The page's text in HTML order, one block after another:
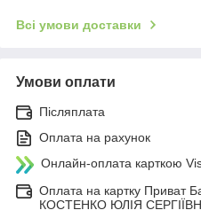
Всі умови доставки
Умови оплати
Післяплата
Оплата на рахунок
Онлайн-оплата карткою
Оплата на картку Приват
КОСТЕНКО ЮЛІЯ